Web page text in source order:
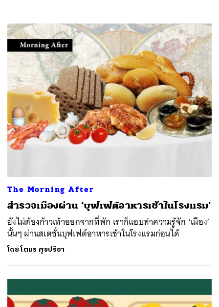
The Morning After
สำรวจเมืองผ่าน ‘บุฟเฟต์อาหารเช้าในโรงแรม’
ยังไม่ต้องก้าวเท้าออกจากที่พัก เราก็แอบทำความรู้จัก ‘เมือง’
นั้นๆ ผ่านสเตชั่นบุฟเฟต์อาหารเช้าในโรงแรมก่อนได้
โดยโตมร ศุขปรีชา